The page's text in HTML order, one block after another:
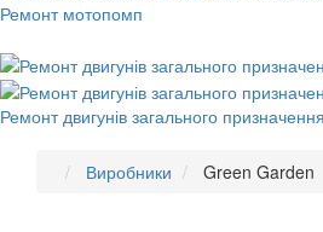
Ремонт мотопомп
Ремонт двигунів загального призначення
Виробники Green Garden